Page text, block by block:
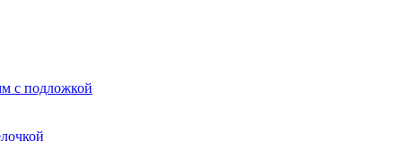
с подложкой